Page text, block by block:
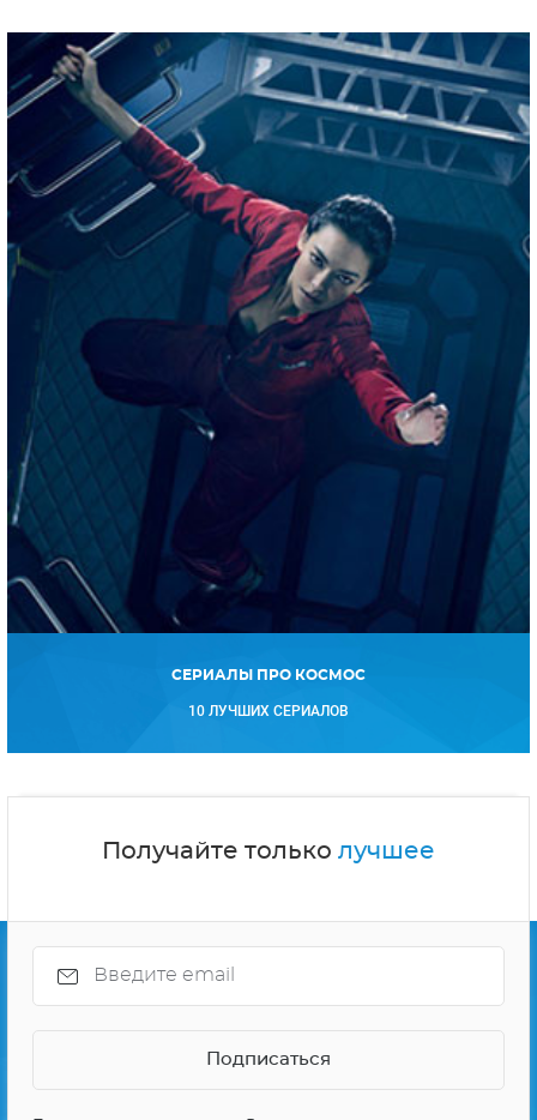
СЕРИАЛЫ ПРО КОСМОС
10 ЛУЧШИХ СЕРИАЛОВ
Получайте только лучшее